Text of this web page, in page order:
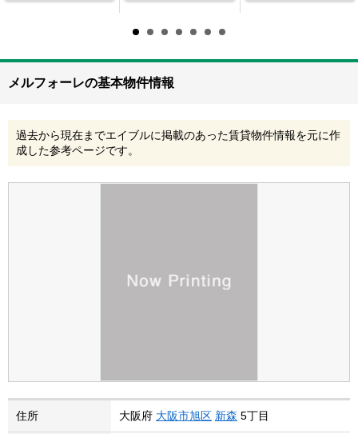
メルフォーレの基本物件情報
過去から現在までエイブルに掲載のあった賃貸物件情報を元に作
成した参考ページです。
住所 大阪府 大阪市旭区 新森 5丁目